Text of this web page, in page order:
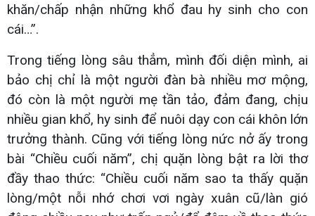
khăn/chấp nhận những khổ đau hy sinh cho con
cái…”.
Trong tiếng lòng sâu thẳm, mình đối diện mình, ai
bảo chị chỉ là một người đàn bà nhiều mơ mộng,
đó còn là một người mẹ tần tảo, đảm đang, chịu
nhiều gian khổ, hy sinh để nuôi dạy con cái khôn lớn
trưởng thành. Cũng với tiếng lòng nức nở ấy trong
bài “Chiều cuối năm”, chị quặn lòng bật ra lời thơ
đầy thao thức: “Chiều cuối năm sao ta thấy quặn
lòng/một nỗi nhớ chơi vơi ngày xuân cũ/làn gió